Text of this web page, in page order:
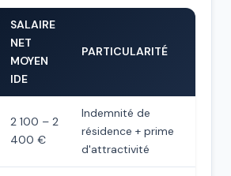
SALAIRE
NET
MOYEN
IDE
PARTICULARITÉ
2 100 – 2
400 €
Indemnité de
résidence + prime
d'attractivité